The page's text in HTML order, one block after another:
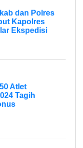
dan Polres
Kapolres
Ekspedisi
Atlet
Tagih